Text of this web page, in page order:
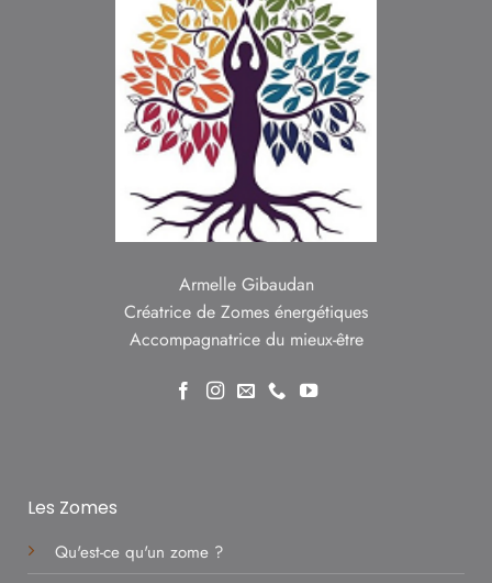
Armelle Gibaudan
Créatrice de Zomes énergétiques
Accompagnatrice du mieux-être
Les Zomes
Qu'est-ce qu'un zome ?